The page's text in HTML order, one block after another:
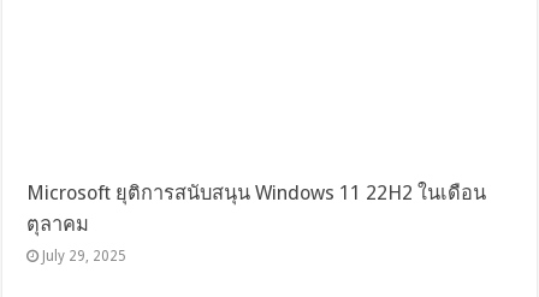
Microsoft ยุติการสนับสนุน Windows 11 22H2 ในเดือน
ตุลาคม
July 29, 2025